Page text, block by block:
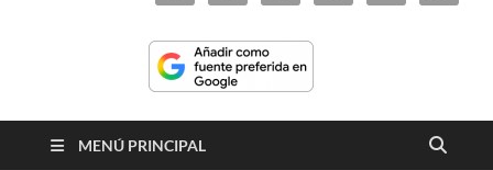
MENÚ PRINCIPAL